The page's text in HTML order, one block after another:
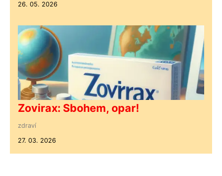
26. 05. 2026
Zovirax: Sbohem, opar!
zdraví
27. 03. 2026